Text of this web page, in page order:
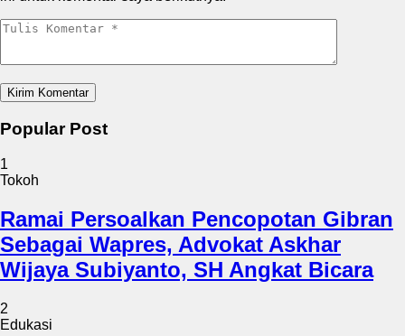
Popular Post
1
Tokoh
Ramai Persoalkan Pencopotan Gibran
Sebagai Wapres, Advokat Askhar
Wijaya Subiyanto, SH Angkat Bicara
2
Edukasi